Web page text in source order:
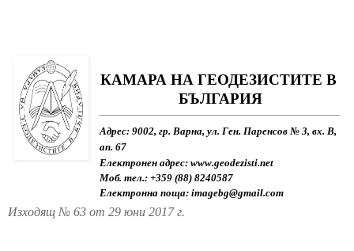
КАМАРА НА ГЕОДЕЗИСТИТЕ В
БЪЛГАРИЯ
Адрес: 9002, гр. Варна, ул. Ген. Паренсов № 3, вх. В,
ап. 67
Електронен адрес: www.geodezisti.net
Моб. тел.: +359 (88) 8240587
Електронна поща: imagebg@gmail.com
Изходящ № 63 от 29 юни 2017 г.